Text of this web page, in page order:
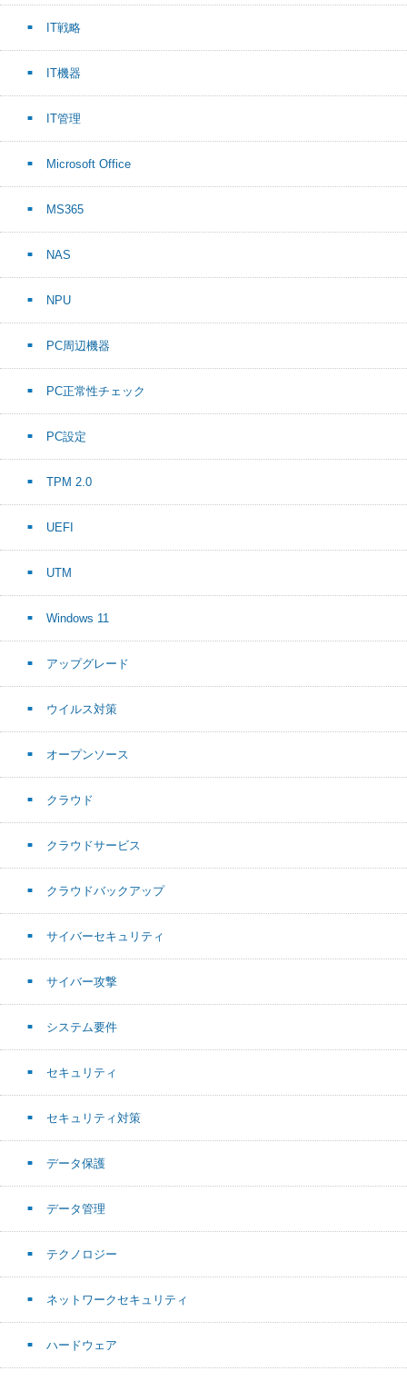
IT戦略
IT機器
IT管理
Microsoft Office
MS365
NAS
NPU
PC周辺機器
PC正常性チェック
PC設定
TPM 2.0
UEFI
UTM
Windows 11
アップグレード
ウイルス対策
オープンソース
クラウド
クラウドサービス
クラウドバックアップ
サイバーセキュリティ
サイバー攻撃
システム要件
セキュリティ
セキュリティ対策
データ保護
データ管理
テクノロジー
ネットワークセキュリティ
ハードウェア